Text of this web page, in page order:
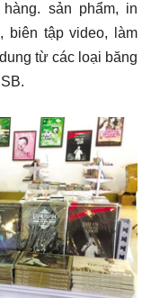
sản phẩm, in
biên tập video, làm
từ các loại băng